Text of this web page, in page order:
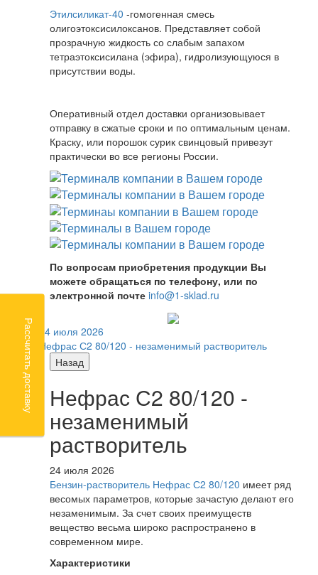
Этилсиликат-40 -гомогенная смесь
олигоэтоксисилоксанов. Представляет собой
прозрачную жидкость со слабым запахом
тетраэтоксисилана (эфира), гидролизующуюся в
присутствии воды.
Оперативный отдел доставки организовывает
отправку в сжатые сроки и по оптимальным ценам.
Краску, или порошок сурик свинцовый привезут
практически во все регионы России.
По вопросам приобретения продукции Вы
можете обращаться по телефону, или по
электронной почте info@1-sklad.ru
24 июля 2026
Нефрас С2 80/120 - незаменимый растворитель
Назад
Нефрас С2 80/120 -
незаменимый
растворитель
24 июля 2026
Бензин-растворитель Нефрас С2 80/120 имеет ряд
весомых параметров, которые зачастую делают его
незаменимым. За счет своих преимуществ
вещество весьма широко распространено в
современном мире.
Характеристики
Рассчитать доставку